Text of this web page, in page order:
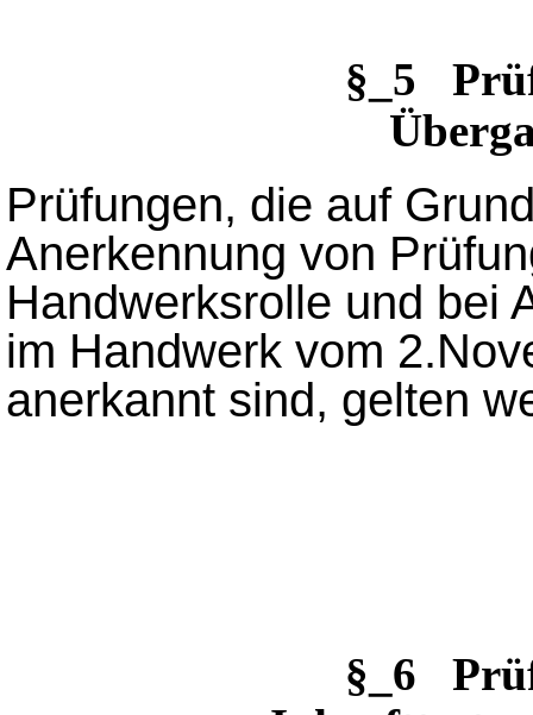
§_5
Prüfungen, die auf
Anerkennung von
Handwerksrolle und bei
im Handwerk vom
anerkannt sind, gelten
§_6